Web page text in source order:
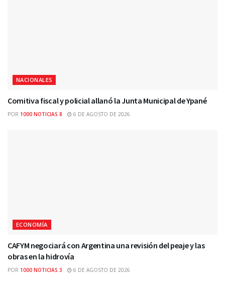
NACIONALES
Comitiva fiscal y policial allanó la Junta Municipal de Ypané
POR 1000 NOTICIAS 8 6 DE AGOSTO DE 2026
ECONOMÍA
CAFYM negociará con Argentina una revisión del peaje y las
obras en la hidrovía
POR 1000 NOTICIAS 3 6 DE AGOSTO DE 2026